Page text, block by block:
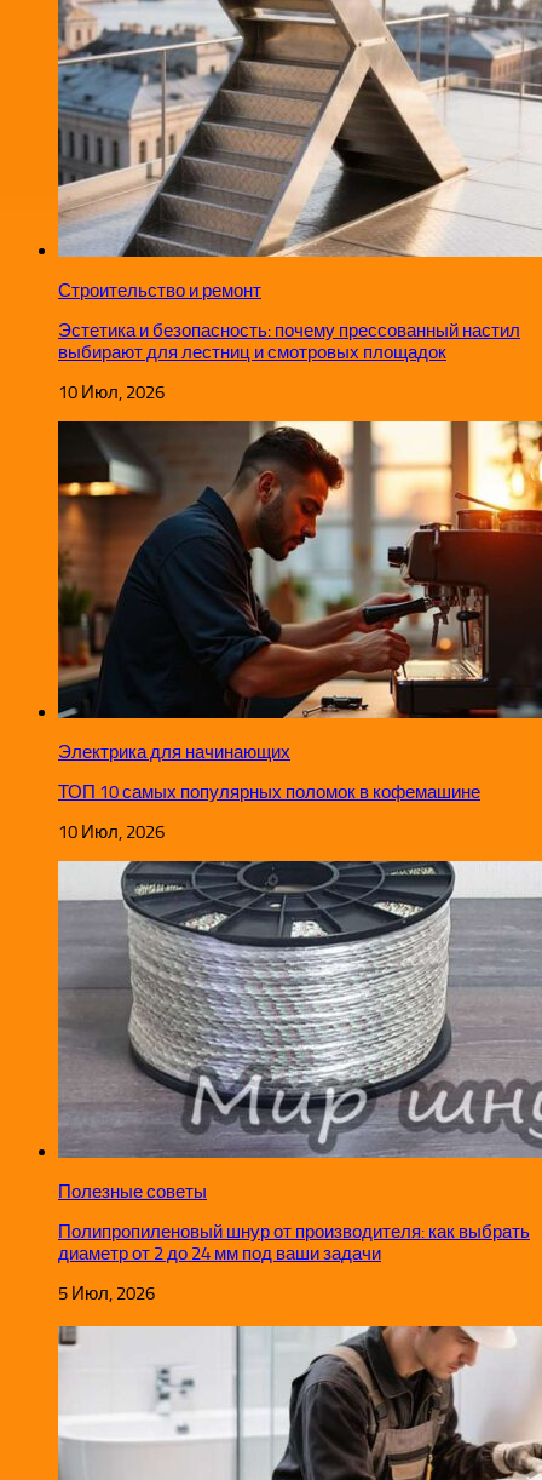
Строительство и ремонт
Эстетика и безопасность: почему прессованный настил
выбирают для лестниц и смотровых площадок
10 Июл, 2026
Электрика для начинающих
ТОП 10 самых популярных поломок в кофемашине
10 Июл, 2026
Полезные советы
Полипропиленовый шнур от производителя: как выбрать
диаметр от 2 до 24 мм под ваши задачи
5 Июл, 2026